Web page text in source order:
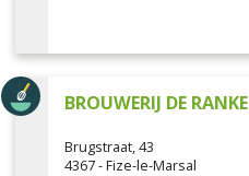
BROUWERIJ DE RANKE
Brugstraat, 43
4367 - Fize-le-Marsal